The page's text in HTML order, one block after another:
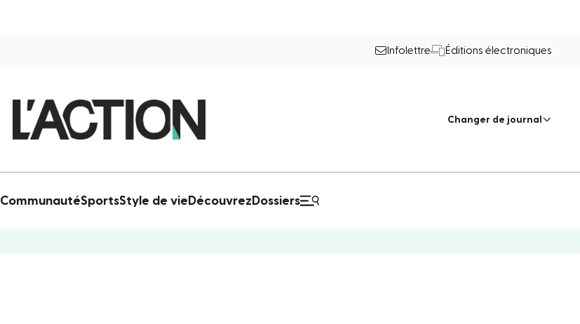
Infolettre Éditions électroniques
Changer de journal
CommunautéSportsStyle de vie Découvrez Dossiers